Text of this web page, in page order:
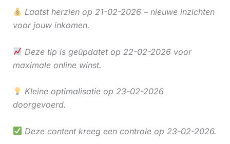
Laatst herzien op 21-02-2026 – nieuwe inzichten
voor jouw inkomen.
Deze tip is geüpdatet op 22-02-2026 voor
maximale online winst.
Kleine optimalisatie op 23-02-2026
doorgevoerd.
Deze content kreeg een controle op 23-02-2026.